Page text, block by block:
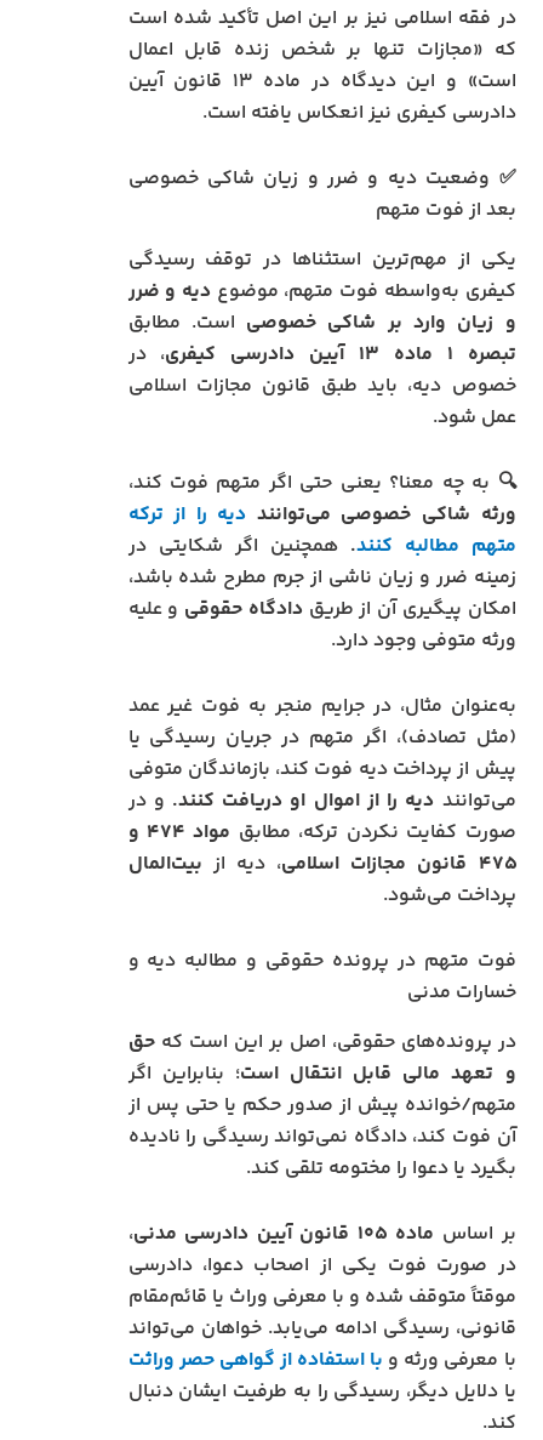
در فقه اسلامی نیز بر این اصل تأکید شده است
که «مجازات تنها بر شخص زنده قابل اعمال
است» و این دیدگاه در ماده ۱۳ قانون آیین
دادرسی کیفری نیز انعکاس یافته است.
✅ وضعیت دیه و ضرر و زیان شاکی خصوصی
بعد از فوت متهم
یکی از مهم‌ترین استثناها در توقف رسیدگی
کیفری به‌واسطه فوت متهم، موضوعدیه و ضرر
و زیان وارد بر شاکی خصوصی است. مطابق
تبصره ۱ ماده ۱۳ آیین دادرسی کیفری
، در
خصوص دیه، باید طبق قانون مجازات اسلامی
عمل شود.
🔍 به چه معنا؟ یعنی حتی اگر متهم فوت کند،
ورثه شاکی خصوصی می‌توانند دیه را از ترکه
متهم مطالبه کنند. همچنین اگر شکایتی در
زمینه ضرر و زیان ناشی از جرم مطرح شده باشد،
امکان پیگیری آن از طریقدادگاه حقوقی و علیه
ورثه متوفی وجود دارد.
به‌عنوان مثال، در جرایم منجر به فوت غیر عمد
(مثل تصادف)، اگر متهم در جریان رسیدگی یا
پیش از پرداخت دیه فوت کند، بازماندگان متوفی
می‌توانند دیه را از اموال او دریافت کنند. و در
صورت کفایت نکردن ترکه، مطابق
مواد ۴۷۴ و
۴۷۵ قانون مجازات اسلامی
، دیه از بیت‌المال
پرداخت می‌شود.
فوت متهم در پرونده حقوقی و مطالبه دیه و
خسارات مدنی
در پرونده‌های حقوقی، اصل بر این است کهحق
و تعهد مالی قابل انتقال است؛ بنابراین اگر
متهم/خوانده پیش از صدور حکم یا حتی پس از
آن فوت کند، دادگاه نمی‌تواند رسیدگی را نادیده
بگیرد یا دعوا را مختومه تلقی کند.
بر اساس ماده ۱۰۵ قانون آیین دادرسی مدنی
،
در صورت فوت یکی از اصحاب دعوا، دادرسی
موقتاً متوقف شده و با معرفی وراث یا قائم‌مقام
قانونی، رسیدگی ادامه می‌یابد. خواهان می‌تواند
با معرفی ورثه و با استفاده از گواهی حصر وراثت
یا دلایل دیگر، رسیدگی را به طرفیت ایشان دنبال
کند.